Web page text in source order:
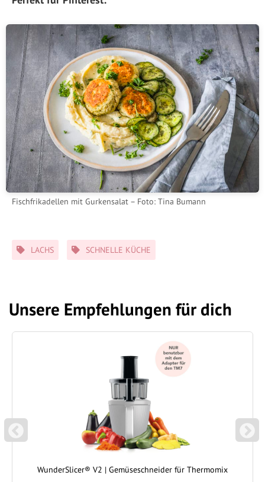
Fischfrikadellen mit Gurkensalat – Foto: Tina Bumann
Schlagwörter
LACHS SCHNELLE KÜCHE
Unsere Empfehlungen für dich
P
REVIOUS
WunderSlicer® V2 | Gemüseschneider für Thermomix
N
EXT